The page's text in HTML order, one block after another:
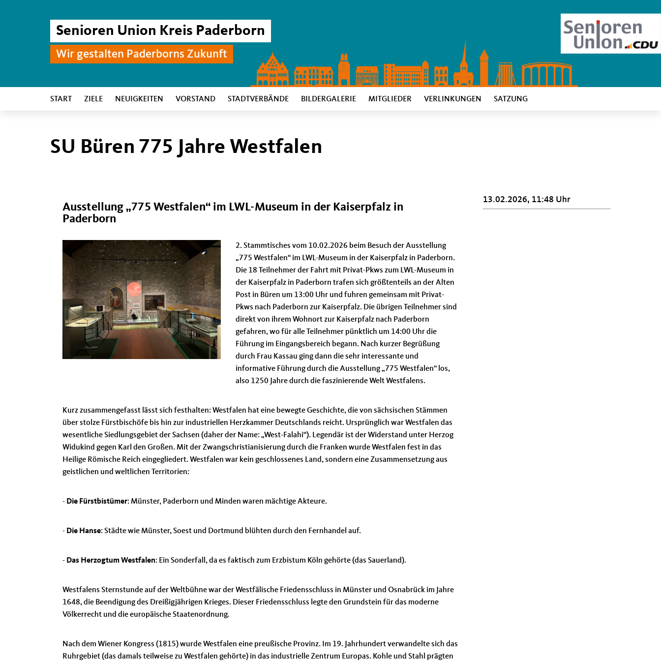
Senioren Union Kreis Paderborn
Wir gestalten Paderborns Zukunft
START ZIELE NEUIGKEITEN VORSTAND STADTVERBÄNDE BILDERGALERIE MITGLIEDER VERLINKUNGEN SATZUNG
SU Büren 775 Jahre Westfalen
Ausstellung „775 Westfalen“ im LWL-Museum in der Kaiserpfalz in
Paderborn
2. Stammtisches vom 10.02.2026 beim Besuch der Ausstellung
775 Westfalen“ im LWL-Museum in der Kaiserpfalz in Paderborn.
Die 18 Teilnehmer der Fahrt mit Privat-Pkws zum LWL-Museum in
der Kaiserpfalz in Paderborn trafen sich größtenteils an der Alten
Post in Büren um 13:00 Uhr und fuhren gemeinsam mit Privat-
Pkws nach Paderborn zur Kaiserpfalz. Die übrigen Teilnehmer sind
direkt von ihrem Wohnort zur Kaiserpfalz nach Paderborn
gefahren, wo für alle Teilnehmer pünktlich um 14:00 Uhr die
Führung im Eingangsbereich begann. Nach kurzer Begrüßung
durch Frau Kassau ging dann die sehr interessante und
informative Führung durch die Ausstellung „775 Westfalen“ los,
also 1250 Jahre durch die faszinierende Welt Westfalens.
Kurz zusammengefasst lässt sich festhalten: Westfalen hat eine bewegte Geschichte, die von sächsischen Stämmen
über stolze Fürstbischöfe bis hin zur industriellen Herzkammer Deutschlands reicht. Ursprünglich war Westfalen das
wesentliche Siedlungsgebiet der Sachsen (daher der Name: „West-Falahi“). Legendär ist der Widerstand unter Herzog
Widukind gegen Karl den Großen. Mit der Zwangschristianisierung durch die Franken wurde Westfalen fest in das
Heilige Römische Reich eingegliedert. Westfalen war kein geschlossenes Land, sondern eine Zusammensetzung aus
geistlichen und weltlichen Territorien:
- Die Fürstbistümer: Münster, Paderborn und Minden waren mächtige Akteure.
- Die Hanse: Städte wie Münster, Soest und Dortmund blühten durch den Fernhandel auf.
- Das Herzogtum Westfalen: Ein Sonderfall, da es faktisch zum Erzbistum Köln gehörte (das Sauerland).
Westfalens Sternstunde auf der Weltbühne war der Westfälische Friedensschluss in Münster und Osnabrück im Jahre
1648, die Beendigung des Dreißigjährigen Krieges. Dieser Friedensschluss legte den Grundstein für das moderne
Völkerrecht und die europäische Staatenordnung.
Nach dem Wiener Kongress (1815) wurde Westfalen eine preußische Provinz. Im 19. Jahrhundert verwandelte sich das
Ruhrgebiet (das damals teilweise zu Westfalen gehörte) in das industrielle Zentrum Europas. Kohle und Stahl prägten
13.02.2026, 11:48 Uhr